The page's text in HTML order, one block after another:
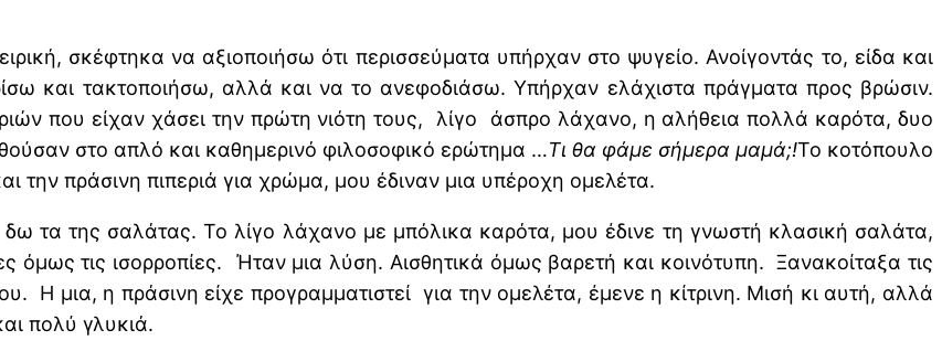
σκέφτηκα να αξιοποιήσω ότι περισσεύματα υπήρχαν στο ψυγείο. Ανοίγοντάς το, είδα και
και τακτοποιήσω, αλλά και να το ανεφοδιάσω. Υπήρχαν ελάχιστα πράγματα προς βρώσιν.
που είχαν χάσει την πρώτη νιότη τους, λίγο άσπρο λάχανο, η αλήθεια πολλά καρότα, δυο
στο απλό και καθημερινό φιλοσοφικό ερώτημα …Τι θα φάμε σήμερα μαμά;!Το κοτόπουλο
την πράσινη πιπεριά για χρώμα, μου έδιναν μια υπέροχη ομελέτα.
τα της σαλάτας. Το λίγο λάχανο με μπόλικα καρότα, μου έδινε τη γνωστή κλασική σαλάτα,
όμως τις ισορροπίες. Ήταν μια λύση. Αισθητικά όμως βαρετή και κοινότυπη. Ξανακοίταξα τις
Η μια, η πράσινη είχε προγραμματιστεί για την ομελέτα, έμενε η κίτρινη. Μισή κι αυτή, αλλά
πολύ γλυκιά.